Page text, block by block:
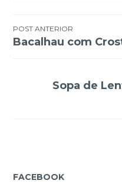
Navegação
POST ANTERIOR
Bacalhau com
Sopa de
FACEBOOK